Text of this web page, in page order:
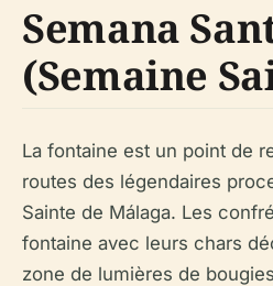
Semana
(Semaine
La fontaine est un point de
routes des légendaires
Sainte de Málaga. Les
fontaine avec leurs chars
zone de lumières de